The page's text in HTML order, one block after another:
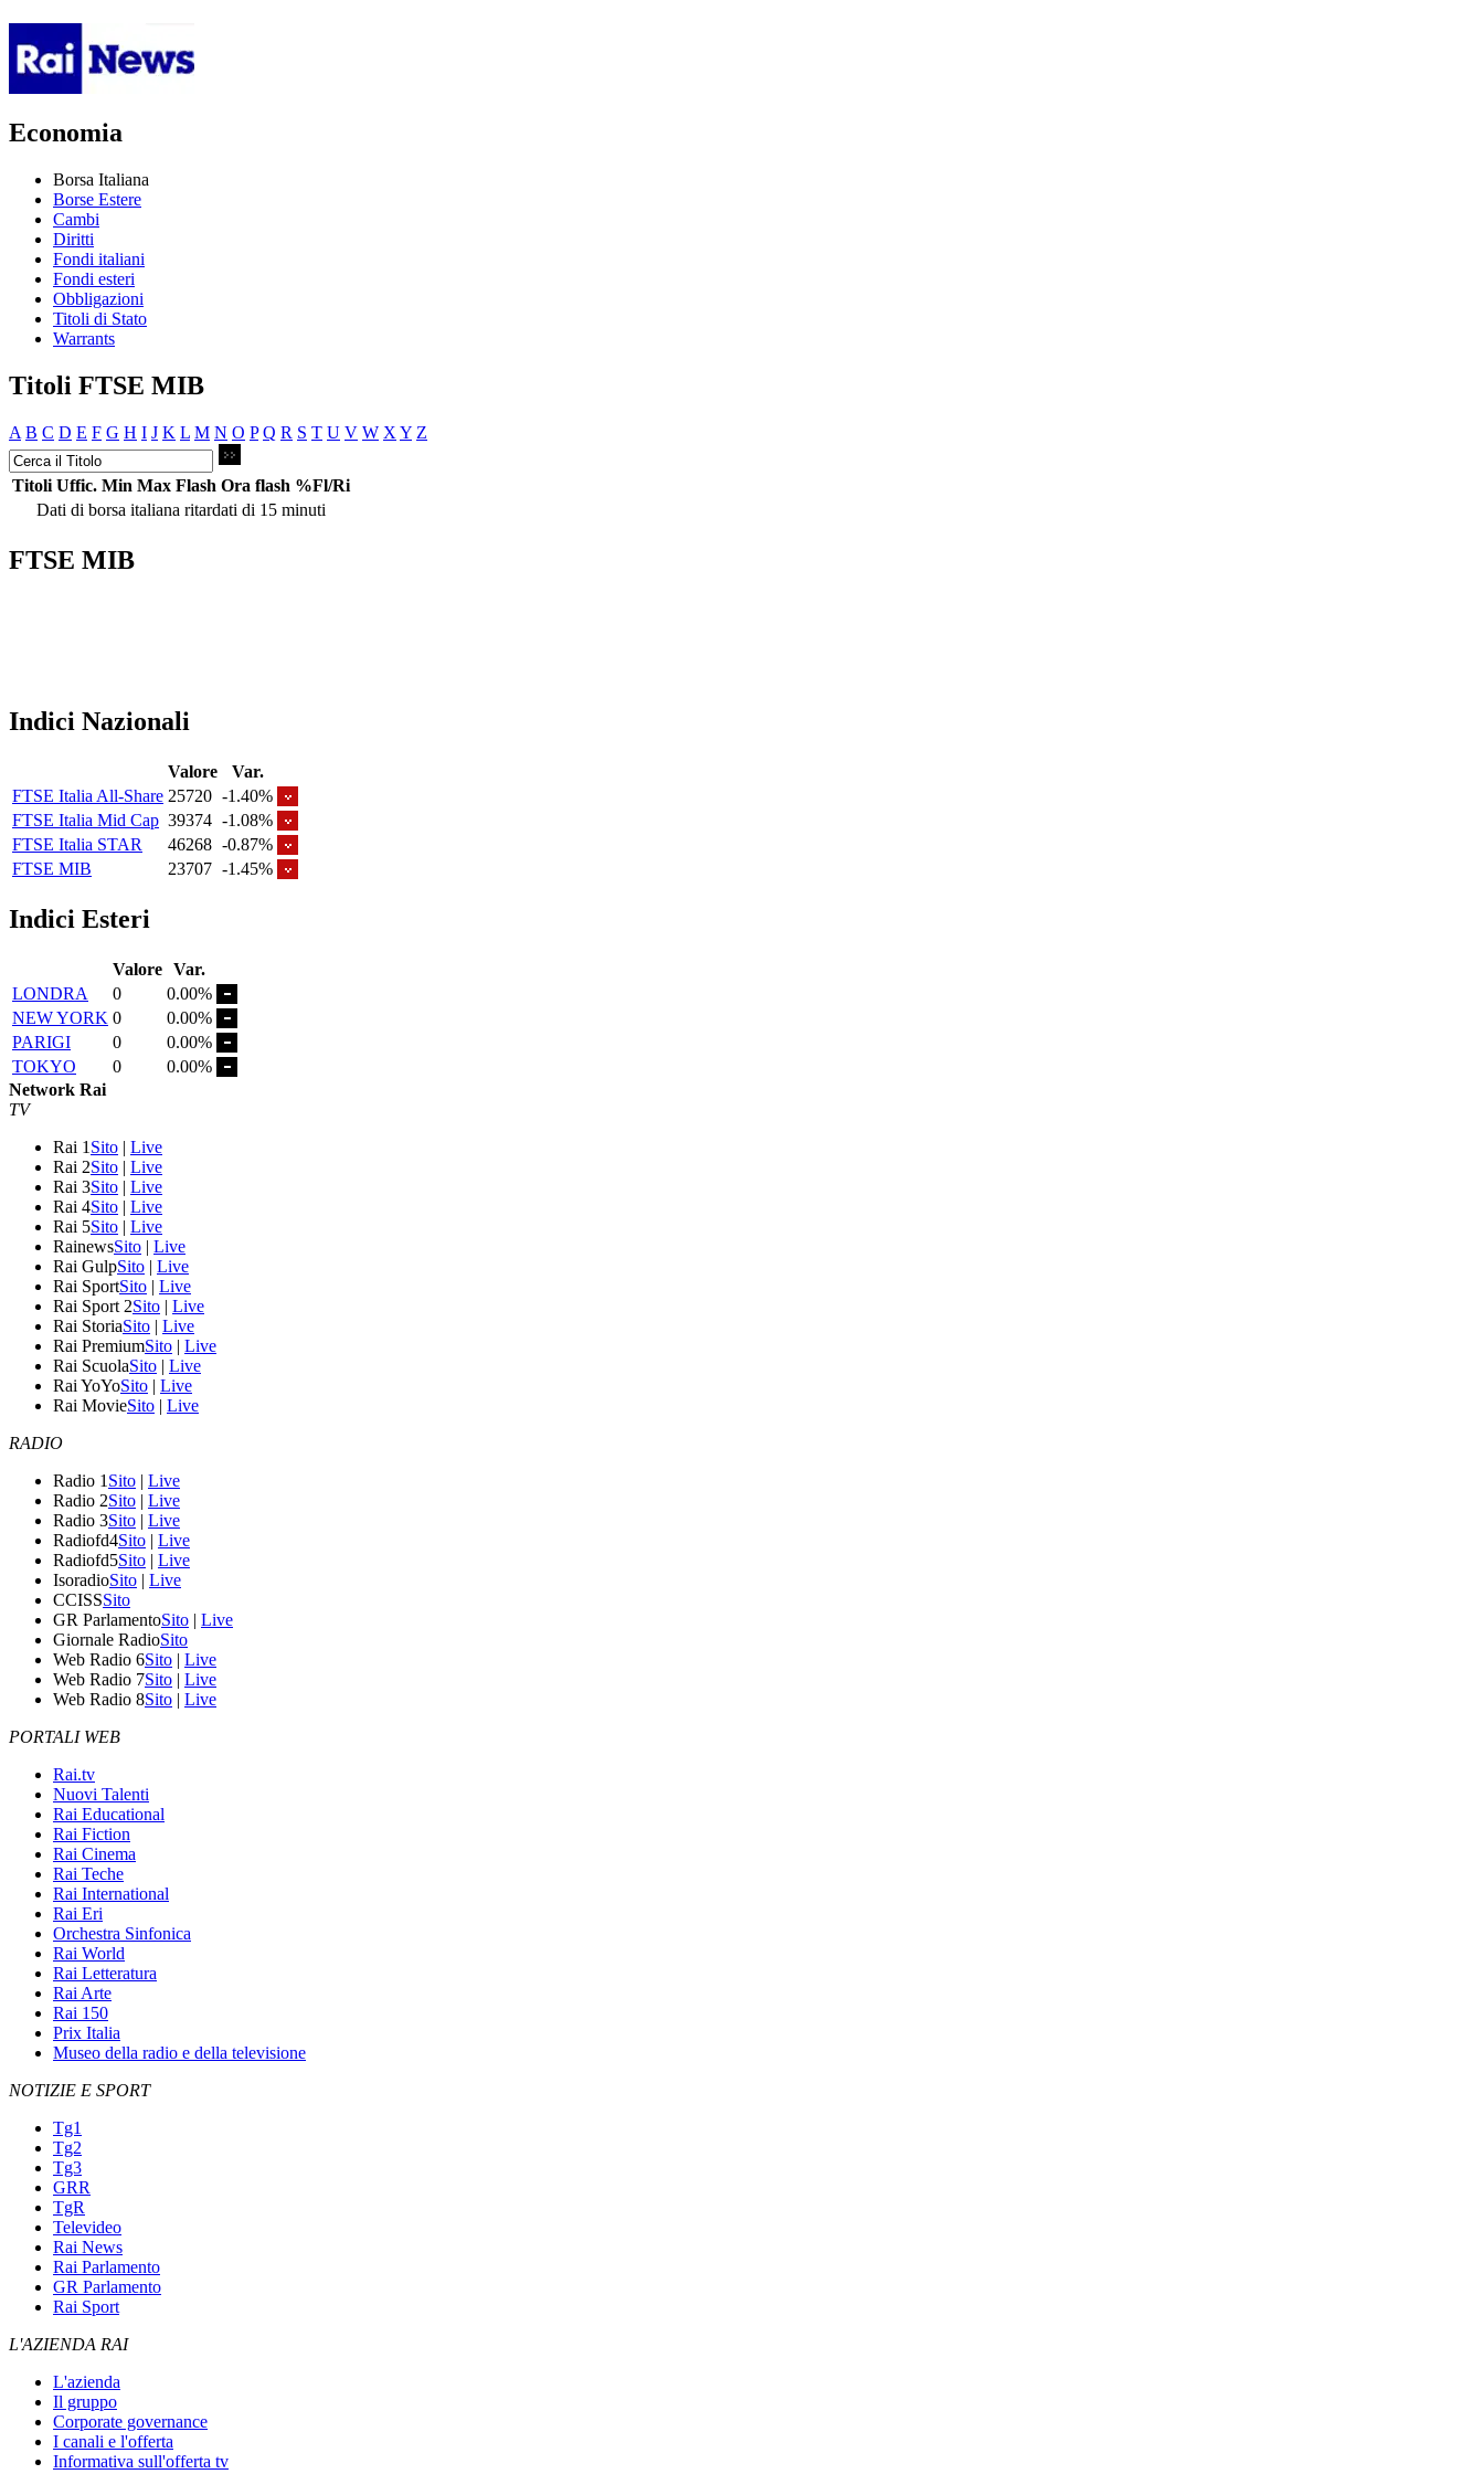
Economia
Borsa Italiana
Borse Estere
Cambi
Diritti
Fondi italiani
Fondi esteri
Obbligazioni
Titoli di Stato
Warrants
Titoli FTSE MIB
A B C D E F G H I J K L M N O P Q R S T U V W X Y Z
Titoli Uffic. Min Max Flash Ora flash %Fl/Ri
Dati di borsa italiana ritardati di 15 minuti
FTSE MIB
Indici Nazionali
Valore
Var.
FTSE Italia All-Share 25720 -1.40%
FTSE Italia Mid Cap 39374 -1.08%
FTSE Italia STAR
46268 -0.87%
FTSE MIB
23707 -1.45%
Indici Esteri
Valore Var.
LONDRA
0
0.00%
NEW YORK 0
0.00%
PARIGI
0
0.00%
TOKYO
0
0.00%
Network Rai
TV
Rai 1 Sito | Live
Rai 2Sito | Live
Rai 3Sito | Live
Rai 4Sito | Live
Rai 5Sito | Live
RainewsSito | Live
Rai GulpSito | Live
Rai SportSito | Live
Rai Sport 2Sito | Live
Rai StoriaSito | Live
Rai PremiumSito | Live
Rai ScuolaSito | Live
Rai YoYoSito | Live
Rai MovieSito | Live
RADIO
Radio 1 Sito | Live
Radio 2Sito | Live
Radio 3Sito | Live
Radiofd4Sito | Live
Radiofd5Sito | Live
IsoradioSito | Live
CCISSSito
GR ParlamentoSito | Live
Giornale RadioSito
Web Radio 6Sito | Live
Web Radio 7Sito | Live
Web Radio 8Sito | Live
PORTALI WEB
Rai.tv
Nuovi Talenti
Rai Educational
Rai Fiction
Rai Cinema
Rai Teche
Rai International
Rai Eri
Orchestra Sinfonica
Rai World
Rai Letteratura
Rai Arte
Rai 150
Prix Italia
Museo della radio e della televisione
NOTIZIE E SPORT
Tg1
Tg2
Tg3
GRR
TgR
Televideo
Rai News
Rai Parlamento
GR Parlamento
Rai Sport
L'AZIENDA RAI
L'azienda
Il gruppo
Corporate governance
I canali e l'offerta
Informativa sull'offerta tv